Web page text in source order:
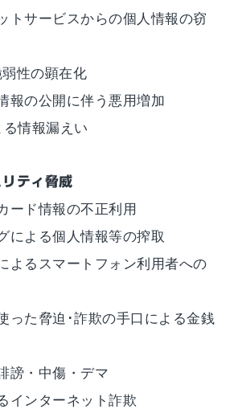
サービスからの個人情報の窃
性の顕在化
の公開に伴う悪用増加
情報漏えい
ティ脅威
ド情報の不正利用
よる個人情報等の搾取
るスマートフォン利用者への
た脅迫･詐欺の手口による金銭
謗・中傷・デマ
ンターネット詐欺